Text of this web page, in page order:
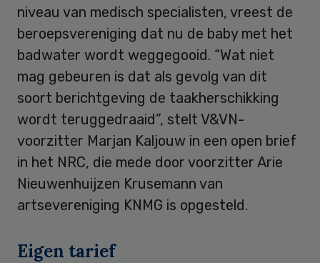
niveau van medisch specialisten, vreest de
beroepsvereniging dat nu de baby met het
badwater wordt weggegooid. “Wat niet
mag gebeuren is dat als gevolg van dit
soort berichtgeving de taakherschikking
wordt teruggedraaid”, stelt V&VN-
voorzitter Marjan Kaljouw in een open brief
in het NRC, die mede door voorzitter Arie
Nieuwenhuijzen Krusemann van
artsevereniging KNMG is opgesteld.
Eigen tarief